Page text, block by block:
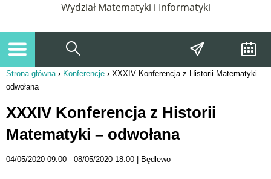
Wydział Matematyki i Informatyki
Jesteś tutaj
Strona główna› Konferencje › XXXIV Konferencja z Historii Matematyki –
odwołana
XXXIV Konferencja z Historii
Matematyki – odwołana
04/05/2020 09:00 08/05/2020 18:00 Będlewo